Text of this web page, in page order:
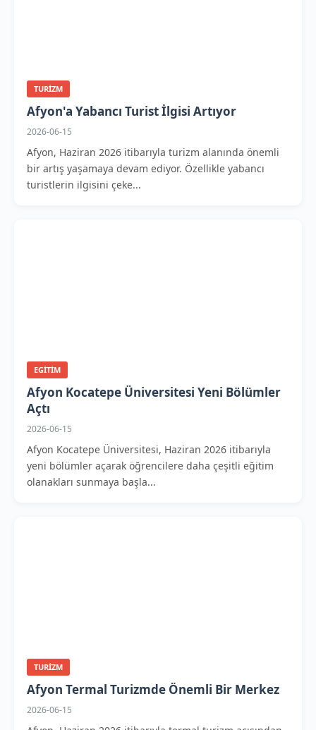
TURIZM
Afyon'a Yabancı Turist İlgisi Artıyor
2026-06-15
Afyon, Haziran 2026 itibarıyla turizm alanında önemli
bir artış yaşamaya devam ediyor. Özellikle yabancı
turistlerin ilgisini çeke...
EGITIM
Afyon Kocatepe Üniversitesi Yeni Bölümler
Açtı
2026-06-15
Afyon Kocatepe Üniversitesi, Haziran 2026 itibarıyla
yeni bölümler açarak öğrencilere daha çeşitli eğitim
olanakları sunmaya başla...
TURIZM
Afyon Termal Turizmde Önemli Bir Merkez
2026-06-15